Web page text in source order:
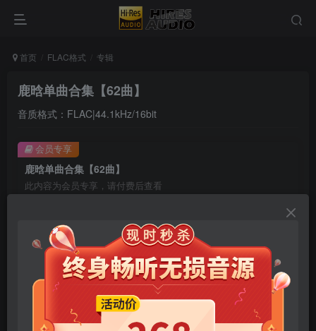
首页 FLAC格式 专辑
鹿晗单曲合集【62曲】
音质格式：FLAC|44.1kHz/16bit
鹿晗单曲合集【62曲】
此内容为会员专享，请付费后查看
9.9 99
年卡会员 免费 永久会员
立即购买
您当前未登录！建议登陆后购买，可保存购买订单
会员专享